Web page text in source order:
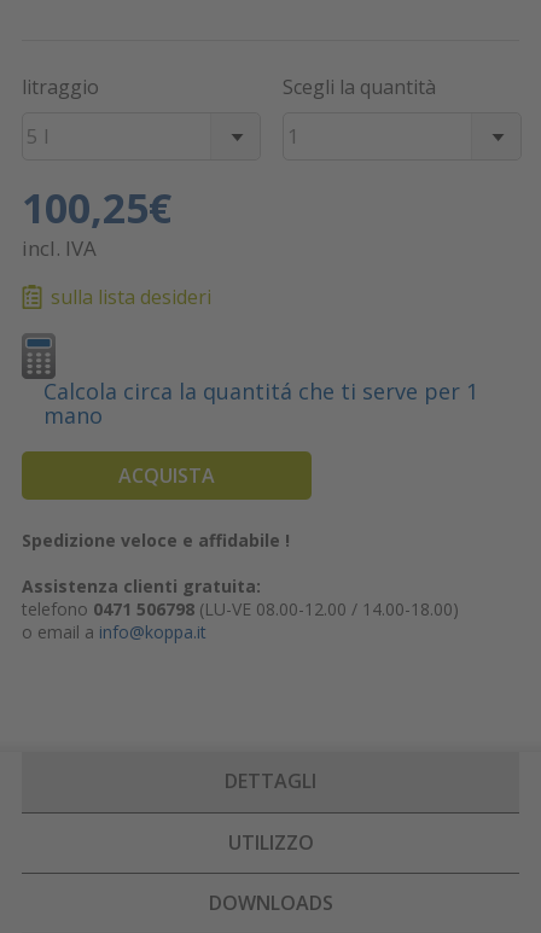
litraggio
5 l
Scegli la quantità
1
100,25€
incl. IVA
sulla lista desideri
Calcola circa la quantitá che ti serve per 1
mano
ACQUISTA
Spedizione veloce e affidabile !
Assistenza clienti gratuita:
telefono 0471 506798(LU-VE 08.00-12.00 / 14.00-18.00)
o email a info@koppa.it
DETTAGLI
UTILIZZO
DOWNLOADS